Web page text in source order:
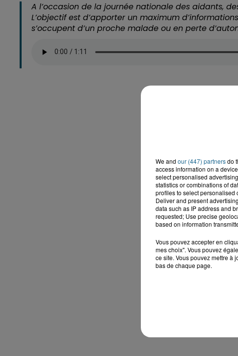
A l’occasion de la journée nationale des aidants,
L’objectif est d’apporter un maximum
s’occupent d’un proche malade ou en perte
We and our (447) partnersdo
access information on a
select personalised
statistics or combinations of
profiles to select personalised
Deliver and present
data such as IP address and
requested; Use precise
based on information
Vous pouvez accepter en
mes choix". Vous pouvez
ce site. Vous pouvez mettre à
bas de chaque page.